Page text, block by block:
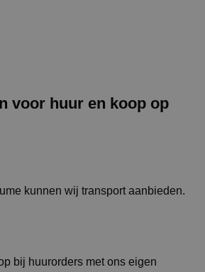
voor huur en koop op
kunnen wij transport aanbieden.
bij huurorders met ons eigen